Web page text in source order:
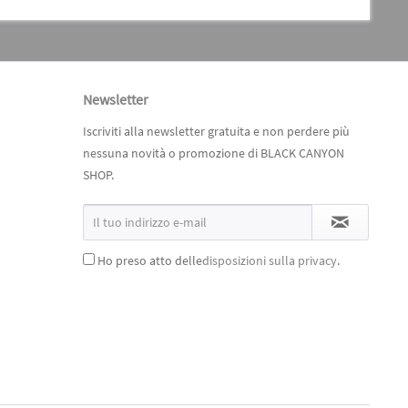
Newsletter
Iscriviti alla newsletter gratuita e non perdere più
nessuna novità o promozione di BLACK CANYON
SHOP.
Ho preso atto delledisposizioni sulla privacy.